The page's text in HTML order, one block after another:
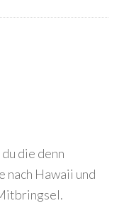
die denn
nach Hawaii und